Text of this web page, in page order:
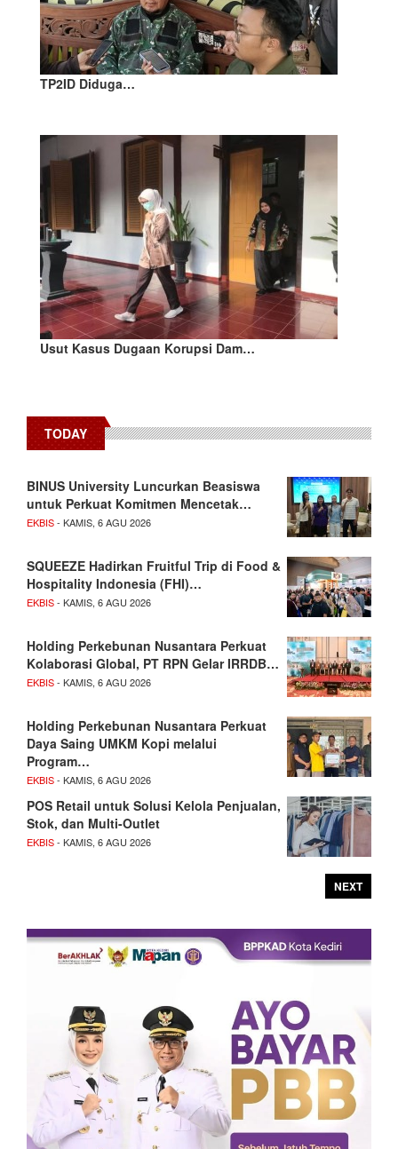
TP2ID Diduga…
Usut Kasus Dugaan Korupsi Dam…
TODAY
BINUS University Luncurkan Beasiswa
untuk Perkuat Komitmen Mencetak…
EKBIS- KAMIS, 6 AGU 2026
SQUEEZE Hadirkan Fruitful Trip di Food &
Hospitality Indonesia (FHI)…
EKBIS- KAMIS, 6 AGU 2026
Holding Perkebunan Nusantara Perkuat
Kolaborasi Global, PT RPN Gelar IRRDB…
EKBIS- KAMIS, 6 AGU 2026
Holding Perkebunan Nusantara Perkuat
Daya Saing UMKM Kopi melalui
Program…
EKBIS- KAMIS, 6 AGU 2026
POS Retail untuk Solusi Kelola Penjualan,
Stok, dan Multi-Outlet
EKBIS- KAMIS, 6 AGU 2026
NEXT